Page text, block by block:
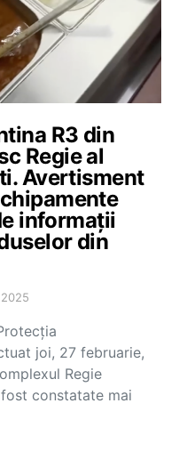
R3 din
Regie al
Avertisment
informații
din
joi, 27 februarie,
Regie
constatate mai